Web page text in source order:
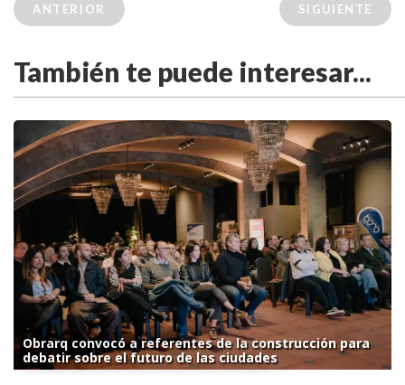
ANTERIOR SIGUIENTE
También te puede interesar...
Obrarq convocó a referentes de la construcción para
debatir sobre el futuro de las ciudades